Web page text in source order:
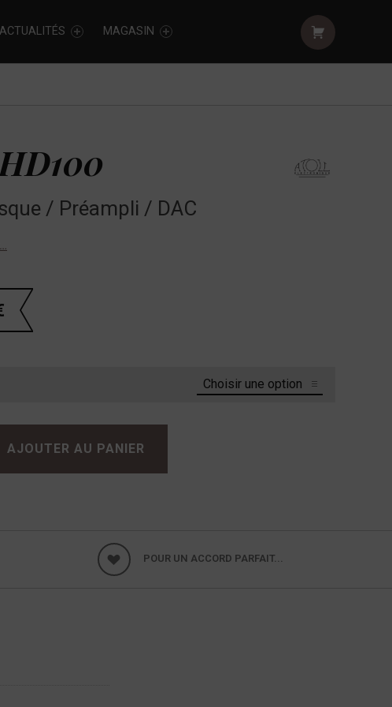
ACTUALITÉS MAGASIN
/ Préampli / DAC
AJOUTER AU PANIER
POUR UN ACCORD PARFAIT...